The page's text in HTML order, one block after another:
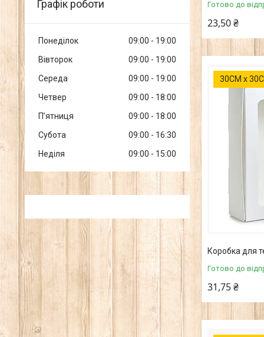
Готово до
23,50 ₴
30СМ х
Коробка для
Готово до
31,75 ₴
Графік роботи
Понеділок 09:00
19:00
Вівторок
09:00
19:00
Середа
09:00
19:00
Четвер
09:00
18:00
Пʼятниця
09:00
18:00
Субота
09:00
16:30
Неділя
09:00 15:00